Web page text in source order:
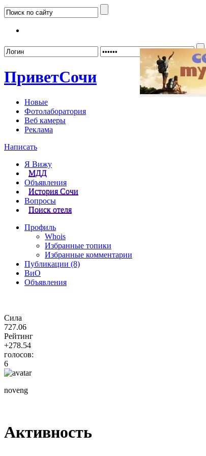
ПриветСочи
Новые
Фотолаборатория
Веб камеры
Реклама
Написать
Я Вижу
МДД
Объявления
История Сочи
Вопросы
Поиск отеля
Профиль
Whois
Избранные топики
Избранные комментарии
Публикации (8)
ВиО
Объявления
Сила
727.06
Рейтинг
+278.54
голосов:
6
noveng
Активность